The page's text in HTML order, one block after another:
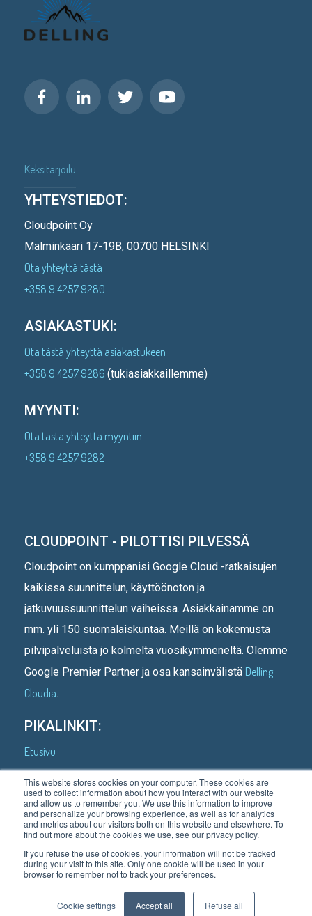
This website stores cookies on your computer. These cookies are
used to collect information about how you interact with our website
and allow us to remember you. We use this information to improve
and personalize your browsing experience, as well as for analytics
and metrics about our visitors both on this website and elsewhere. To
find out more about the cookies we use, see our privacy policy.
If you refuse the use of cookies, your information will not be tracked
during your visit to this site. Only one cookie will be used in your
browser to remember not to track your preferences.
Cookie settings Accept all Refuse all
Keksitarjoilu
YHTEYSTIEDOT:
Cloudpoint Oy
Malminkaari 17-19B, 00700 HELSINKI
Ota yhteyttä tästä
+358 9 4257 9280
ASIAKASTUKI:
Ota tästä yhteyttä asiakastukeen
+358 9 4257 9286 (tukiasiakkaillemme)
MYYNTI:
Ota tästä yhteyttä myyntiin
+358 9 4257 9282
CLOUDPOINT - PILOTTISI PILVESSÄ
Cloudpoint on kumppanisi Google Cloud -ratkaisujen
kaikissa suunnittelun, käyttöönoton ja
jatkuvuussuunnittelun vaiheissa. Asiakkainamme on
mm. yli 150 suomalaiskuntaa. Meillä on kokemusta
pilvipalveluista jo kolmelta vuosikymmeneltä. Olemme
Google Premier Partner ja osa kansainvälistä Delling
Cloudia.
PIKALINKIT:
Etusivu
Kenelle teemme
Asiakastarinoita
Mitä teemme
Blogi